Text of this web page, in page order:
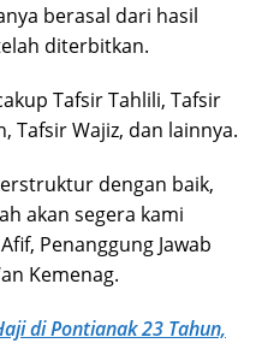
berasal dari hasil
diterbitkan.
Tafsir Tahlili, Tafsir
Tafsir Wajiz, dan lainnya.
dengan baik,
akan segera kami
Penanggung Jawab
Kemenag.
di Pontianak 23 Tahun,